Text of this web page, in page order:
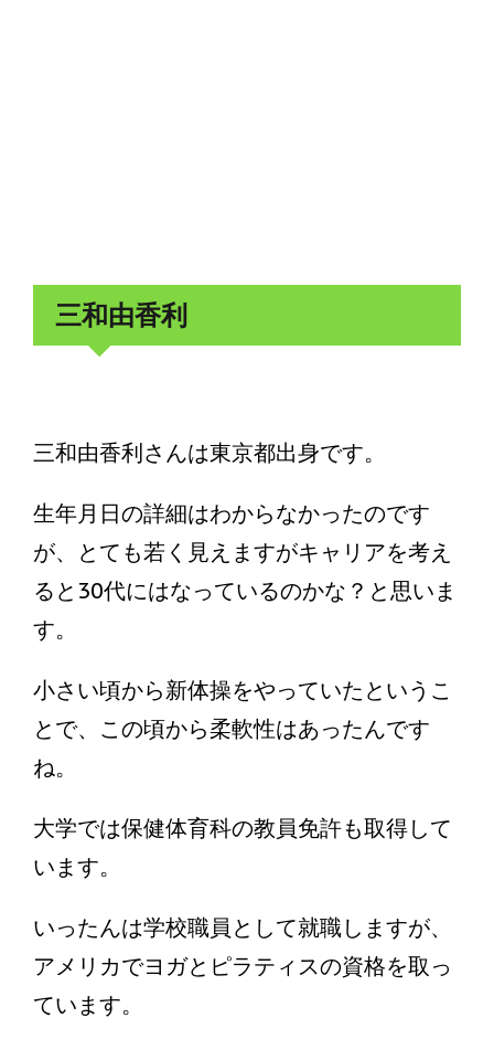
三和由香利
三和由香利さんは東京都出身です。
生年月日の詳細はわからなかったのです
が、とても若く見えますがキャリアを考え
ると30代にはなっているのかな？と思いま
す。
小さい頃から新体操をやっていたというこ
とで、この頃から柔軟性はあったんです
ね。
大学では保健体育科の教員免許も取得して
います。
いったんは学校職員として就職しますが、
アメリカでヨガとピラティスの資格を取っ
ています。